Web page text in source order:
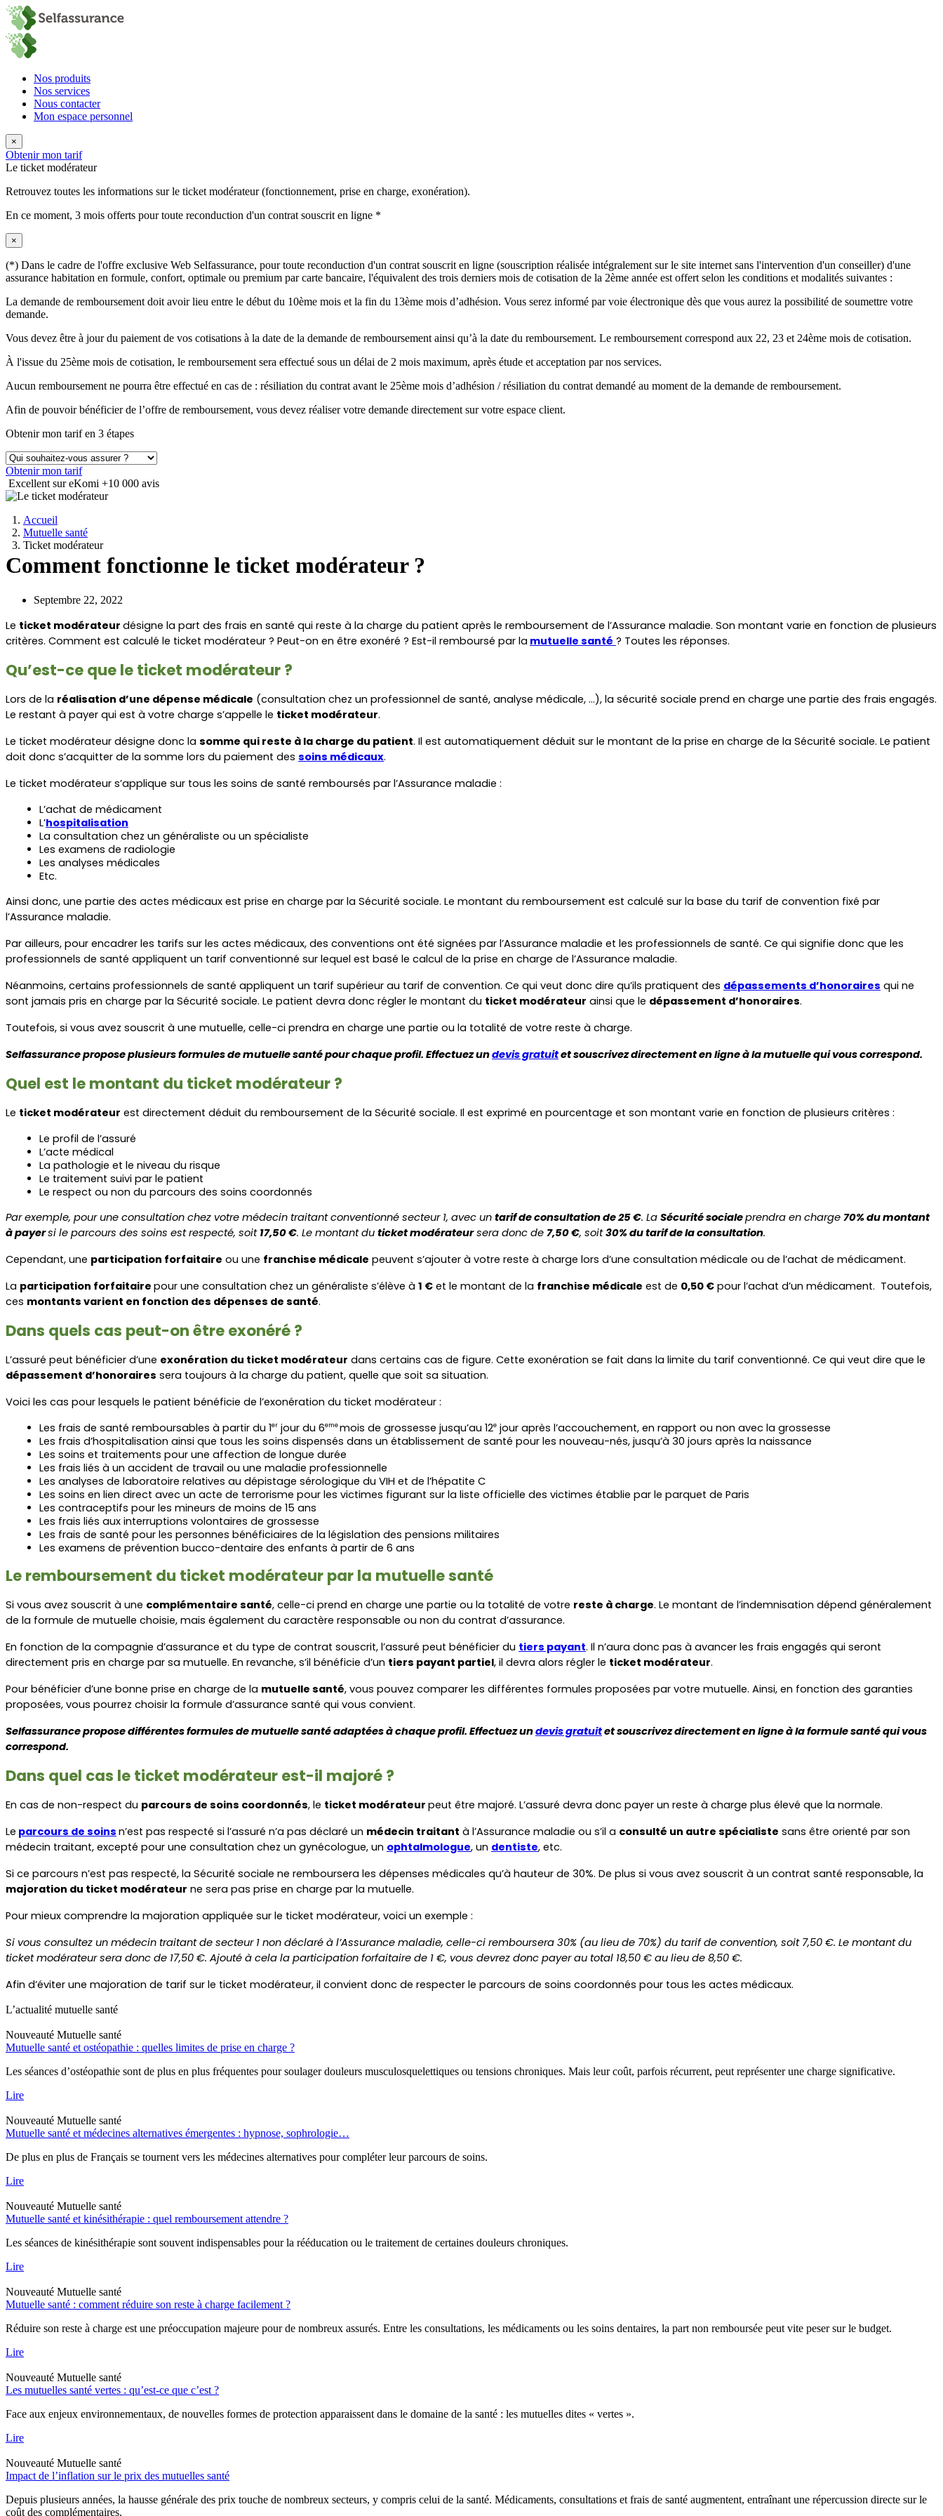
Nos produits
Nos services
Nous contacter
Mon espace personnel
×
Obtenir mon tarif
Le ticket modérateur
Retrouvez toutes les informations sur le ticket modérateur (fonctionnement, prise en charge, exonération).
En ce moment, 3 mois offerts pour toute reconduction d'un contrat souscrit en ligne *
×
(*) Dans le cadre de l'offre exclusive Web Selfassurance, pour toute reconduction d'un contrat souscrit en ligne (souscription réalisée intégralement sur le site internet sans l'intervention d'un conseiller) d'une
assurance habitation en formule, confort, optimale ou premium par carte bancaire, l'équivalent des trois derniers mois de cotisation de la 2ème année est offert selon les conditions et modalités suivantes :
La demande de remboursement doit avoir lieu entre le début du 10ème mois et la fin du 13ème mois d’adhésion. Vous serez informé par voie électronique dès que vous aurez la possibilité de soumettre votre
demande.
Vous devez être à jour du paiement de vos cotisations à la date de la demande de remboursement ainsi qu’à la date du remboursement. Le remboursement correspond aux 22, 23 et 24ème mois de cotisation.
À l'issue du 25ème mois de cotisation, le remboursement sera effectué sous un délai de 2 mois maximum, après étude et acceptation par nos services.
Aucun remboursement ne pourra être effectué en cas de : résiliation du contrat avant le 25ème mois d’adhésion / résiliation du contrat demandé au moment de la demande de remboursement.
Afin de pouvoir bénéficier de l’offre de remboursement, vous devez réaliser votre demande directement sur votre espace client.
Obtenir mon tarif en 3 étapes
Obtenir mon tarif
Excellent sur eKomi +10 000 avis
Accueil
Mutuelle santé
Ticket modérateur
Comment fonctionne le ticket modérateur ?
Septembre 22, 2022
Le ticket modérateur désigne la part des frais en santé qui reste à la charge du patient après le remboursement de l’Assurance maladie. Son montant varie en fonction de plusieurs
critères. Comment est calculé le ticket modérateur ? Peut-on en être exonéré ? Est-il remboursé par la mutuelle santé ? Toutes les réponses.
Qu’est-ce que le ticket modérateur ?
Lors de la réalisation d’une dépense médicale (consultation chez un professionnel de santé, analyse médicale, …), la sécurité sociale prend en charge une partie des frais engagés.
Le restant à payer qui est à votre charge s’appelle le ticket modérateur.
Le ticket modérateur désigne donc la somme qui reste à la charge du patient. Il est automatiquement déduit sur le montant de la prise en charge de la Sécurité sociale. Le patient
doit donc s’acquitter de la somme lors du paiement des soins médicaux.
Le ticket modérateur s’applique sur tous les soins de santé remboursés par l’Assurance maladie :
L’achat de médicament
L’hospitalisation
La consultation chez un généraliste ou un spécialiste
Les examens de radiologie
Les analyses médicales
Etc.
Ainsi donc, une partie des actes médicaux est prise en charge par la Sécurité sociale. Le montant du remboursement est calculé sur la base du tarif de convention fixé par
l’Assurance maladie.
Par ailleurs, pour encadrer les tarifs sur les actes médicaux, des conventions ont été signées par l’Assurance maladie et les professionnels de santé. Ce qui signifie donc que les
professionnels de santé appliquent un tarif conventionné sur lequel est basé le calcul de la prise en charge de l’Assurance maladie.
Néanmoins, certains professionnels de santé appliquent un tarif supérieur au tarif de convention. Ce qui veut donc dire qu’ils pratiquent des dépassements d’honoraires qui ne
sont jamais pris en charge par la Sécurité sociale. Le patient devra donc régler le montant du ticket modérateur ainsi que le dépassement d’honoraires.
Toutefois, si vous avez souscrit à une mutuelle, celle-ci prendra en charge une partie ou la totalité de votre reste à charge.
Selfassurance propose plusieurs formules de mutuelle santé pour chaque profil. Effectuez un devis gratuit et souscrivez directement en ligne à la mutuelle qui vous correspond.
Quel est le montant du ticket modérateur ?
Le ticket modérateur est directement déduit du remboursement de la Sécurité sociale. Il est exprimé en pourcentage et son montant varie en fonction de plusieurs critères :
Le profil de l’assuré
L’acte médical
La pathologie et le niveau du risque
Le traitement suivi par le patient
Le respect ou non du parcours des soins coordonnés
Par exemple, pour une consultation chez votre médecin traitant conventionné secteur 1, avec un tarif de consultation de 25 €. La Sécurité sociale prendra en charge 70% du montant
à payer si le parcours des soins est respecté, soit 17,50 €. Le montant du ticket modérateur sera donc de 7,50 €, soit 30% du tarif de la consultation.
Cependant, une participation forfaitaire ou une franchise médicale peuvent s’ajouter à votre reste à charge lors d’une consultation médicale ou de l’achat de médicament.
La participation forfaitaire pour une consultation chez un généraliste s’élève à 1 € et le montant de la franchise médicale est de 0,50 € pour l’achat d’un médicament.  Toutefois,
ces montants varient en fonction des dépenses de santé.
Dans quels cas peut-on être exonéré ?
L’assuré peut bénéficier d’une exonération du ticket modérateur
dépassement d’honoraires sera toujours à la charge du patient, quelle que soit sa situation.
Voici les cas pour lesquels le patient bénéficie de l’exonération du ticket modérateur :
Les frais de santé remboursables à partir du 1er jour du 6eme mois de grossesse jusqu’au 12e jour après l’accouchement, en rapport ou non avec la grossesse
Les frais d’hospitalisation ainsi que tous les soins dispensés dans un établissement de santé pour les nouveau-nés, jusqu’à 30 jours après la naissance
Les soins et traitements pour une affection de longue durée
Les frais liés à un accident de travail ou une maladie professionnelle
Les analyses de laboratoire relatives au dépistage sérologique du VIH et de l’hépatite C
Les soins en lien direct avec un acte de terrorisme pour les victimes figurant sur la liste officielle des victimes établie par le parquet de Paris
Les contraceptifs pour les mineurs de moins de 15 ans
Les frais liés aux interruptions volontaires de grossesse
Les frais de santé pour les personnes bénéficiaires de la législation des pensions militaires
Les examens de prévention bucco-dentaire des enfants à partir de 6 ans
Le remboursement du ticket modérateur par la mutuelle santé
Si vous avez souscrit à une complémentaire santé, celle-ci prend en charge une partie ou la totalité de votre reste à charge. Le montant de l’indemnisation dépend généralement
de la formule de mutuelle choisie, mais également du caractère responsable ou non du contrat d’assurance.
En fonction de la compagnie d’assurance et du type de contrat souscrit, l’assuré peut bénéficier du tiers payant. Il n’aura donc pas à avancer les frais engagés qui seront
directement pris en charge par sa mutuelle. En revanche, s’il bénéficie d’un tiers payant partiel, il devra alors régler le ticket modérateur.
Pour bénéficier d’une bonne prise en charge de la mutuelle santé, vous pouvez comparer les différentes formules proposées par votre mutuelle. Ainsi, en fonction des garanties
proposées, vous pourrez choisir la formule d’assurance santé qui vous convient.
Selfassurance propose différentes formules de mutuelle santé adaptées à chaque profil. Effectuez un devis gratuit et souscrivez directement en ligne à la formule santé qui vous
correspond.
Dans quel cas le ticket modérateur est-il majoré ?
En cas de non-respect du parcours de soins coordonnés, le ticket modérateur peut être majoré. L’assuré devra donc payer un reste à charge plus élevé que la normale.
Le parcours de soins n’est pas respecté si l’assuré n’a pas déclaré un médecin traitant à l’Assurance maladie ou s’il a consulté un autre spécialiste sans être orienté par son
médecin traitant, excepté pour une consultation chez un gynécologue, un ophtalmologue, un dentiste, etc.
majoration du ticket modérateur ne sera pas prise en charge par la mutuelle.
Pour mieux comprendre la majoration appliquée sur le ticket modérateur, voici un exemple :
Si vous consultez un médecin traitant de secteur 1 non déclaré à l’Assurance maladie, celle-ci remboursera 30% (au lieu de 70%) du tarif de convention, soit 7,50 €. Le montant du
ticket modérateur sera donc de 17,50 €. Ajouté à cela la participation forfaitaire de 1 €, vous devrez donc payer au total 18,50 € au lieu de 8,50 €.
Afin d’éviter une majoration de tarif sur le ticket modérateur, il convient donc de respecter le parcours de soins coordonnés pour tous les actes médicaux.
L’actualité mutuelle santé
Nouveauté Mutuelle santé
Mutuelle santé et ostéopathie : quelles limites de prise en charge ?
Les séances d’ostéopathie sont de plus en plus fréquentes pour soulager douleurs musculosquelettiques ou tensions chroniques. Mais leur coût, parfois récurrent, peut représenter une charge significative.
Lire
Nouveauté Mutuelle santé
Mutuelle santé et médecines alternatives émergentes : hypnose, sophrologie…
De plus en plus de Français se tournent vers les médecines alternatives pour compléter leur parcours de soins.
Lire
Nouveauté Mutuelle santé
Mutuelle santé et kinésithérapie : quel remboursement attendre ?
Les séances de kinésithérapie sont souvent indispensables pour la rééducation ou le traitement de certaines douleurs chroniques.
Lire
Nouveauté Mutuelle santé
Mutuelle santé : comment réduire son reste à charge facilement ?
Réduire son reste à charge est une préoccupation majeure pour de nombreux assurés. Entre les consultations, les médicaments ou les soins dentaires, la part non remboursée peut vite peser sur le budget.
Lire
Nouveauté Mutuelle santé
Les mutuelles santé vertes : qu’est-ce que c’est ?
Face aux enjeux environnementaux, de nouvelles formes de protection apparaissent dans le domaine de la santé : les mutuelles dites « vertes ».
Lire
Nouveauté Mutuelle santé
Impact de l’inflation sur le prix des mutuelles santé
Depuis plusieurs années, la hausse générale des prix touche de nombreux secteurs, y compris celui de la santé. Médicaments, consultations et frais de santé augmentent, entraînant une répercussion directe sur le
coût des complémentaires.